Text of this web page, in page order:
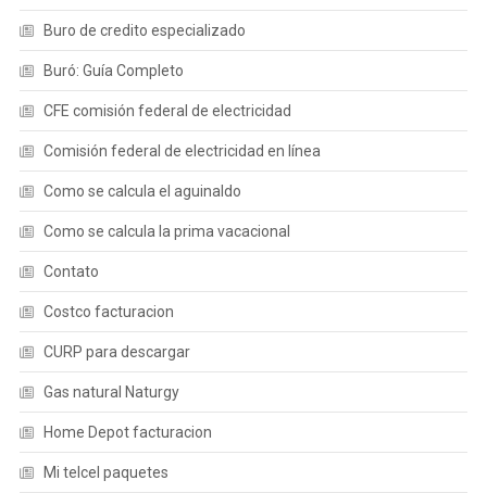
Buro de credito especializado
Buró: Guía Completo
CFE comisión federal de electricidad
Comisión federal de electricidad en línea
Como se calcula el aguinaldo
Como se calcula la prima vacacional
Contato
Costco facturacion
CURP para descargar
Gas natural Naturgy
Home Depot facturacion
Mi telcel paquetes